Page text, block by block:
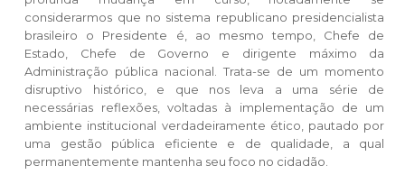
considerarmos que no sistema republicano presidencialista
brasileiro o Presidente é, ao mesmo tempo, Chefe de
Estado, Chefe de Governo e dirigente máximo da
Administração pública nacional. Trata-se de um momento
disruptivo histórico, e que nos leva a uma série de
necessárias reflexões, voltadas à implementação de um
ambiente institucional verdadeiramente ético, pautado por
uma gestão pública eficiente e de qualidade, a qual
permanentemente mantenha seu foco no cidadão.